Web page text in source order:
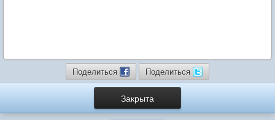
Поделиться Поделиться
Закрыта